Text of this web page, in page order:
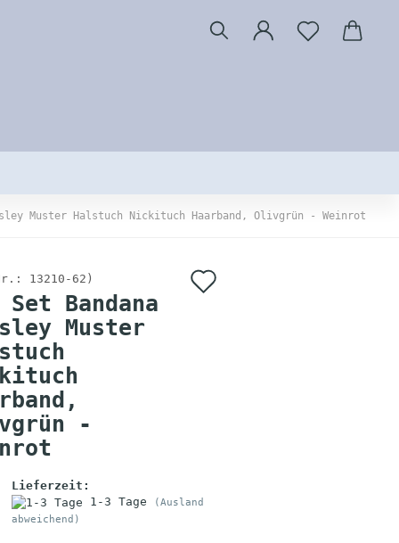
Muster Halstuch Nickituch Haarband, Olivgrün - Weinrot
13210-62 )
Bandana
Muster
-
Lieferzeit:
1-3 Tage
(Ausland
abweichend)